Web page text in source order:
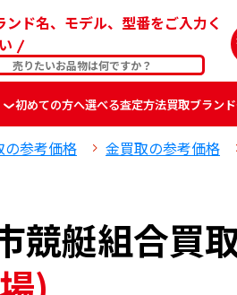
ンド名、モデル、型番をご入力く
初めての方へ選べる査定方法買取ブラン
の参考価格 金買取の参考価格
競艇組合買